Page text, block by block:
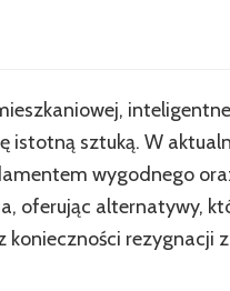
sztuką. W
wygodnego
oferując alternatywy,
rezygnacji